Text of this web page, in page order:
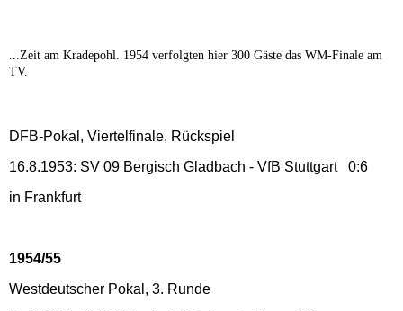
...Zeit am Kradepohl. 1954 verfolgten hier 300 Gäste das WM-Finale am
TV.
DFB-Pokal, Viertelfinale, Rückspiel
16.8.1953: SV 09 Bergisch Gladbach - VfB Stuttgart 0:6
in Frankfurt
1954/55
Westdeutscher Pokal, 3. Runde